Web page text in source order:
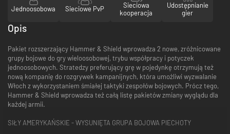
Jednoosobowa Sieciowe PvP
Sieciowa
kooperacja
Udostępnianie
gier
Opis
Pakiet rozszerzający Hammer & Shield wprowadza 2 nowe, zróżnicowane
grupy bojowe do gry wieloosobowej, trybu współpracy i potyczek
jednoosobowych. Stratedzy preferujący grę w pojedynkę otrzymują też
nową kompanię do rozgrywek kampanijnych, która umożliwi wyzwalanie
Włoch z wykorzystaniem śmiałej taktyki zespołów bojowych. Prócz tego,
Hammer & Shield wprowadza też całą listę pakietów zmiany wyglądu dla
każdej armii.
SIŁY AMERYKAŃSKIE - WYSUNIĘTA GRUPA BOJOWA PIECHOTY